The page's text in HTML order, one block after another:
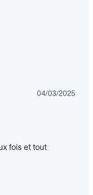
04/03/2025
fois et tout